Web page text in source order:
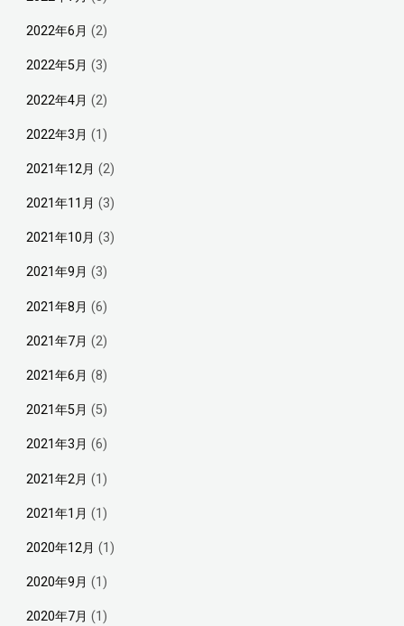
2022年6月 (2)
2022年5月 (3)
2022年4月 (2)
2022年3月 (1)
2021年12月 (2)
2021年11月 (3)
2021年10月 (3)
2021年9月 (3)
2021年8月 (6)
2021年7月 (2)
2021年6月 (8)
2021年5月 (5)
2021年3月 (6)
2021年2月 (1)
2021年1月 (1)
2020年12月 (1)
2020年9月 (1)
2020年7月 (1)